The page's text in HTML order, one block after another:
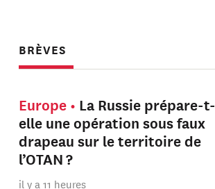
BRÈVES
Europe
La Russie prépare-t-
elle une opération sous faux
drapeau sur le territoire de
l’OTAN ?
il y a 11 heures